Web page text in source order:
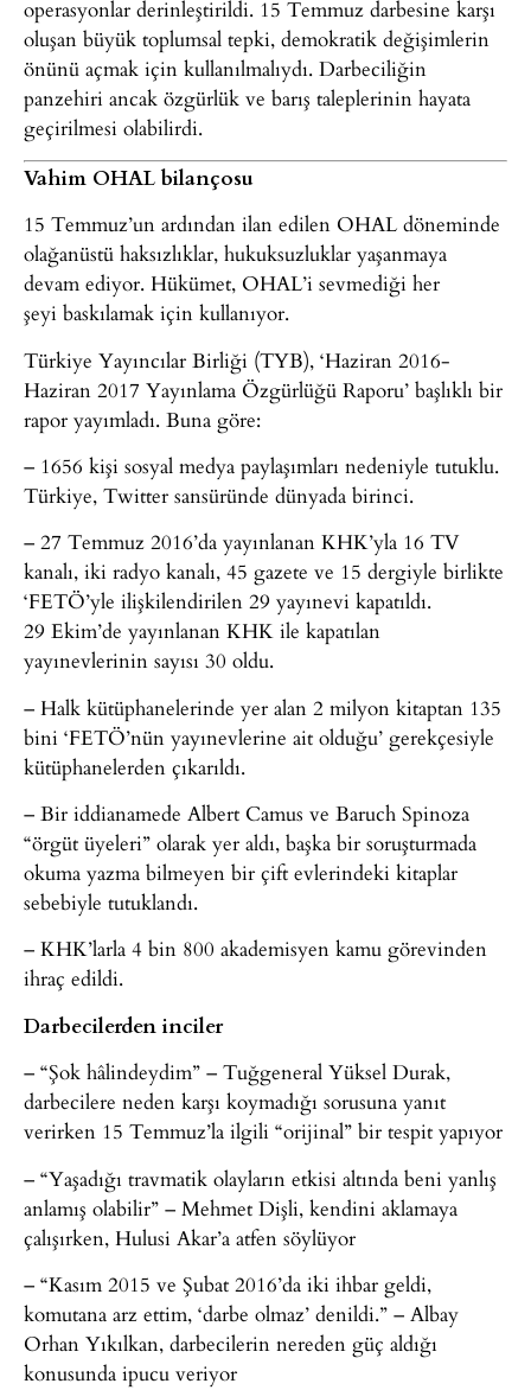
operasyonlar derinleştirildi. 15 Temmuz darbesine karşı
oluşan büyük toplumsal tepki, demokratik değişimlerin
önünü açmak için kullanılmalıydı. Darbeciliğin
panzehiri ancak özgürlük ve barış taleplerinin hayata
geçirilmesi olabilirdi.
Vahim OHAL bilançosu
15 Temmuz’un ardından ilan edilen OHAL döneminde
olağanüstü haksızlıklar, hukuksuzluklar yaşanmaya
devam ediyor. Hükümet, OHAL’i sevmediği her
şeyi baskılamak için kullanıyor.
Türkiye Yayıncılar Birliği (TYB), ‘Haziran 2016-
Haziran 2017 Yayınlama Özgürlüğü Raporu’ başlıklı bir
rapor yayımladı. Buna göre:
– 1656 kişi sosyal medya paylaşımları nedeniyle tutuklu.
Türkiye, Twitter sansüründe dünyada birinci.
– 27 Temmuz 2016’da yayınlanan KHK’yla 16 TV
kanalı, iki radyo kanalı, 45 gazete ve 15 dergiyle birlikte
‘FETÖ’yle ilişkilendirilen 29 yayınevi kapatıldı.
29 Ekim’de yayınlanan KHK ile kapatılan
yayınevlerinin sayısı 30 oldu.
– Halk kütüphanelerinde yer alan 2 milyon kitaptan 135
bini ‘FETÖ’nün yayınevlerine ait olduğu’ gerekçesiyle
kütüphanelerden çıkarıldı.
– Bir iddianamede Albert Camus ve Baruch Spinoza
“örgüt üyeleri” olarak yer aldı, başka bir soruşturmada
okuma yazma bilmeyen bir çift evlerindeki kitaplar
sebebiyle tutuklandı.
– KHK’larla 4 bin 800 akademisyen kamu görevinden
ihraç edildi.
Darbecilerden inciler
– “Şok hâlindeydim” – Tuğgeneral Yüksel Durak,
darbecilere neden karşı koymadığı sorusuna yanıt
verirken 15 Temmuz’la ilgili “orijinal” bir tespit yapıyor
– “Yaşadığı travmatik olayların etkisi altında beni yanlış
anlamış olabilir” – Mehmet Dişli, kendini aklamaya
çalışırken, Hulusi Akar’a atfen söylüyor
– “Kasım 2015 ve Şubat 2016’da iki ihbar geldi,
komutana arz ettim, ‘darbe olmaz’ denildi.” – Albay
Orhan Yıkılkan, darbecilerin nereden güç aldığı
konusunda ipucu veriyor